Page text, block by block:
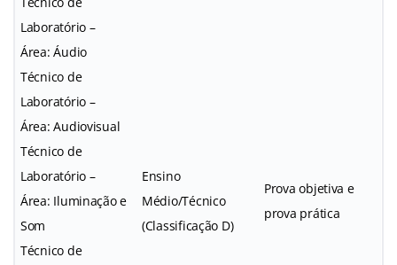
Laboratório –
Área: Áudio
Técnico de
Laboratório –
Área: Audiovisual
Técnico de
Laboratório –
Área: Iluminação e
Som
Técnico de
Ensino
Médio/Técnico
(Classificação D)
Prova objetiva e
prova prática